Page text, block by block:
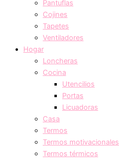
Pantuflas
Cojines
Tapetes
Ventiladores
Hogar
Loncheras
Cocina
Utencilios
Portas
Licuadoras
Casa
Termos
Termos motivacionales
Termos térmicos